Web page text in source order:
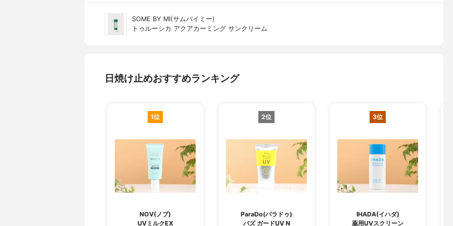
SOME BY MI(サムバイミー)
トゥルーシカ アクアカーミング サンクリーム
日焼け止めおすすめランキング
1位
NOV(ノブ)
UVミルクEX
2位
ParaDo(パラドゥ)
バズ ガードUV N
3位
IHADA(イハダ)
薬用UVスクリーン